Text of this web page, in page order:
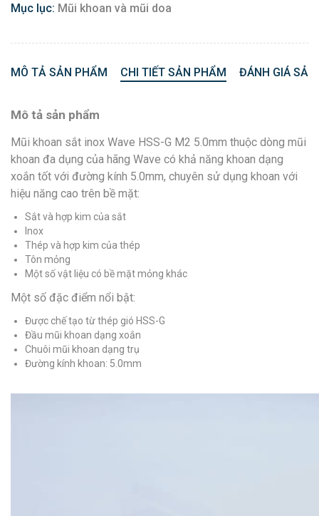
Mục lục: Mũi khoan và mũi doa
MÔ TẢ SẢN PHẨM CHI TIẾT SẢN PHẨM ĐÁNH GIÁ
Mô tả sản phẩm
Mũi khoan sắt inox Wave HSS-G M2 5.0mm thuộc dòng mũi
khoan đa dụng của hãng Wave có khả năng khoan dạng
xoắn tốt với đường kính 5.0mm, chuyên sử dụng khoan với
hiệu năng cao trên bề mặt:
Sắt và hợp kim của sắt
Inox
Thép và hợp kim của thép
Tôn mỏng
Một số vật liệu có bề mặt mỏng khác
Một số đặc điểm nổi bật:
Được chế tạo từ thép gió HSS-G
Đầu mũi khoan dạng xoắn
Chuôi mũi khoan dạng trụ
Đường kính khoan: 5.0mm